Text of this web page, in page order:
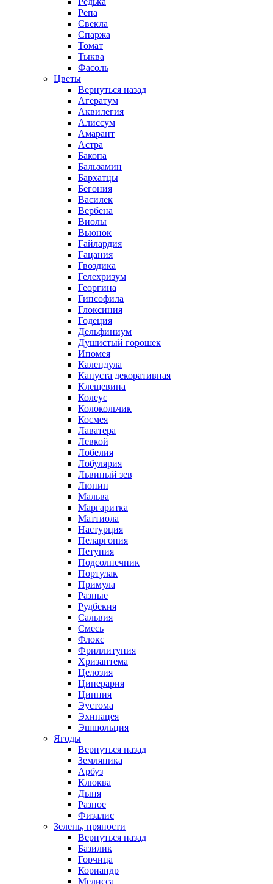
Репа
Свекла
Спаржа
Томат
Тыква
Фасоль
Цветы
Вернуться назад
Агератум
Аквилегия
Алиссум
Амарант
Астра
Бакопа
Бальзамин
Бархатцы
Бегония
Василек
Вербена
Виолы
Вьюнок
Гайлардия
Гацания
Гвоздика
Гелехризум
Георгина
Гипсофила
Глоксиния
Годеция
Дельфиниум
Душистый горошек
Ипомея
Календула
Капуста декоративная
Клещевина
Колеус
Колокольчик
Космея
Лаватера
Левкой
Лобелия
Лобулярия
Львиный зев
Люпин
Мальва
Маргаритка
Маттиола
Настурция
Пеларгония
Петуния
Подсолнечник
Портулак
Примула
Разные
Рудбекия
Сальвия
Смесь
Флокс
Фриллитуния
Хризантема
Целозия
Цинерария
Цинния
Эустома
Эхинацея
Эшшольция
Ягоды
Вернуться назад
Земляника
Арбуз
Клюква
Дыня
Разное
Физалис
Зелень, пряности
Вернуться назад
Базилик
Горчица
Кориандр
Мелисса